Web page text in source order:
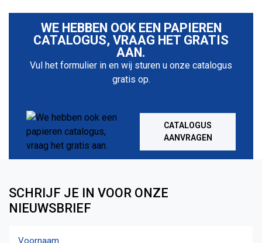
WE HEBBEN OOK EEN PAPIEREN
CATALOGUS, VRAAG HET GRATIS
AAN.
Vul het formulier in en wij sturen u onze catalogus
gratis op.
CATALOGUS
AANVRAGEN
SCHRIJF JE IN VOOR ONZE
NIEUWSBRIEF